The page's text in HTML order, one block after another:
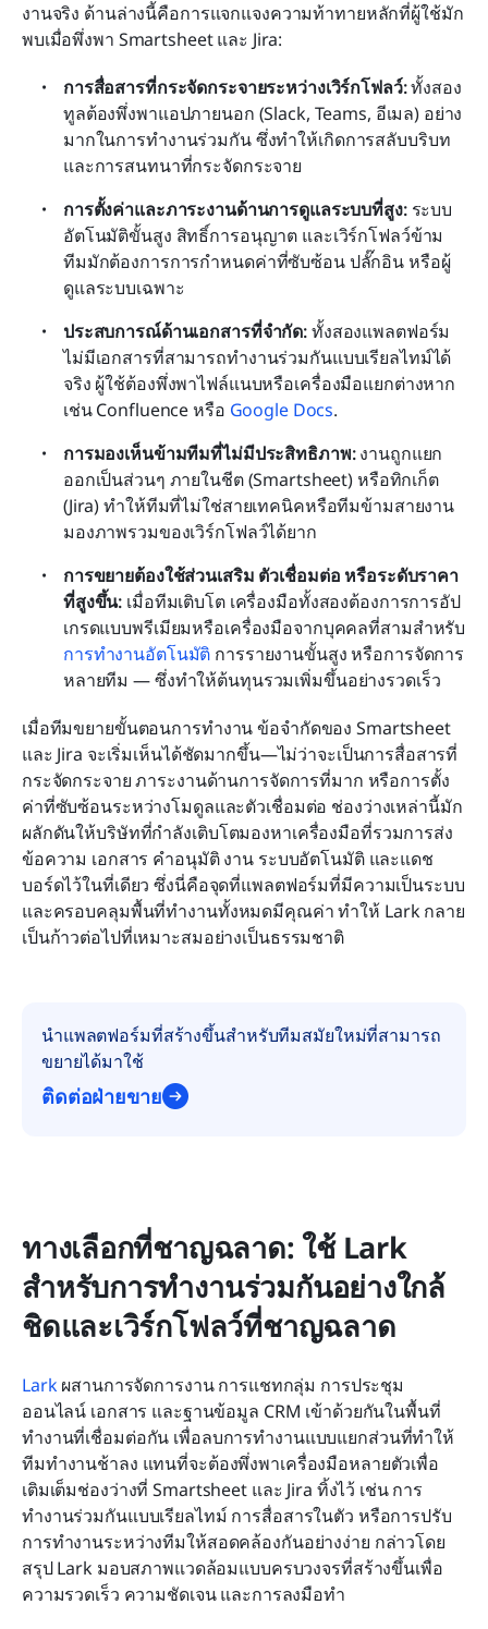
งานจริง ด้านล่างนี้คือการแจกแจงความท้าทายหลักที่ผู้ใช้มัก
พบเมื่อพึ่งพา Smartsheet และ Jira:
การสื่อสารที่กระจัดกระจายระหว่างเวิร์กโฟลว์: ทั้งสอง
ทูลต้องพึ่งพาแอปภายนอก (Slack, Teams, อีเมล) อย่าง
มากในการทำงานร่วมกัน ซึ่งทำให้เกิดการสลับบริบท
และการสนทนาที่กระจัดกระจาย
การตั้งค่าและภาระงานด้านการดูแลระบบที่สูง: ระบบ
อัตโนมัติขั้นสูง สิทธิ์การอนุญาต และเวิร์กโฟลว์ข้าม
ทีมมักต้องการการกำหนดค่าที่ซับซ้อน ปลั๊กอิน หรือผู้
ดูแลระบบเฉพาะ
ประสบการณ์ด้านเอกสารที่จำกัด: ทั้งสองแพลตฟอร์ม
ไม่มีเอกสารที่สามารถทำงานร่วมกันแบบเรียลไทม์ได้
จริง ผู้ใช้ต้องพึ่งพาไฟล์แนบหรือเครื่องมือแยกต่างหาก
เช่น Confluence หรือ Google Docs.
การมองเห็นข้ามทีมที่ไม่มีประสิทธิภาพ: งานถูกแยก
ออกเป็นส่วนๆ ภายในชีต (Smartsheet) หรือทิกเก็ต
(Jira) ทำให้ทีมที่ไม่ใช่สายเทคนิคหรือทีมข้ามสายงาน
มองภาพรวมของเวิร์กโฟลว์ได้ยาก
การขยายต้องใช้ส่วนเสริม ตัวเชื่อมต่อ หรือระดับราคา
ที่สูงขึ้น: เมื่อทีมเติบโต เครื่องมือทั้งสองต้องการการอัป
เกรดแบบพรีเมียมหรือเครื่องมือจากบุคคลที่สามสำหรับ
การทำงานอัตโนมัติ การรายงานขั้นสูง หรือการจัดการ
หลายทีม — ซึ่งทำให้ต้นทุนรวมเพิ่มขึ้นอย่างรวดเร็ว
เมื่อทีมขยายขั้นตอนการทำงาน ข้อจำกัดของ Smartsheet
และ Jira จะเริ่มเห็นได้ชัดมากขึ้น—ไม่ว่าจะเป็นการสื่อสารที่
กระจัดกระจาย ภาระงานด้านการจัดการที่มาก หรือการตั้ง
ค่าที่ซับซ้อนระหว่างโมดูลและตัวเชื่อมต่อ ช่องว่างเหล่านี้มัก
ผลักดันให้บริษัทที่กำลังเติบโตมองหาเครื่องมือที่รวมการส่ง
ข้อความ เอกสาร คำอนุมัติ งาน ระบบอัตโนมัติ และแดช
บอร์ดไว้ในที่เดียว ซึ่งนี่คือจุดที่แพลตฟอร์มที่มีความเป็นระบบ
และครอบคลุมพื้นที่ทำงานทั้งหมดมีคุณค่า ทำให้ Lark กลาย
เป็นก้าวต่อไปที่เหมาะสมอย่างเป็นธรรมชาติ
นำแพลตฟอร์มที่สร้างขึ้นสำหรับทีมสมัยใหม่ที่สามารถ
ขยายได้มาใช้
ติดต่อฝ่ายขาย
ทางเลือกที่ชาญฉลาด: ใช้ Lark
สำหรับการทำงานร่วมกันอย่างใกล้
ชิดและเวิร์กโฟลว์ที่ชาญฉลาด
Lark ผสานการจัดการงาน การแชทกลุ่ม การประชุม
ออนไลน์ เอกสาร และฐานข้อมูล CRM เข้าด้วยกันในพื้นที่
ทำงานที่เชื่อมต่อกัน เพื่อลบการทำงานแบบแยกส่วนที่ทำให้
ทีมทำงานช้าลง แทนที่จะต้องพึ่งพาเครื่องมือหลายตัวเพื่อ
เติมเต็มช่องว่างที่ Smartsheet และ Jira ทิ้งไว้ เช่น การ
ทำงานร่วมกันแบบเรียลไทม์ การสื่อสารในตัว หรือการปรับ
การทำงานระหว่างทีมให้สอดคล้องกันอย่างง่าย กล่าวโดย
สรุป Lark มอบสภาพแวดล้อมแบบครบวงจรที่สร้างขึ้นเพื่อ
ความรวดเร็ว ความชัดเจน และการลงมือทำ